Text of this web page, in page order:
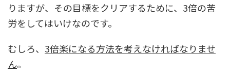
りますが、その目標をクリアするために、3倍の苦
労をしてはいけなのです。
むしろ、 3倍楽になる方法を考えなければなりませ
ん。